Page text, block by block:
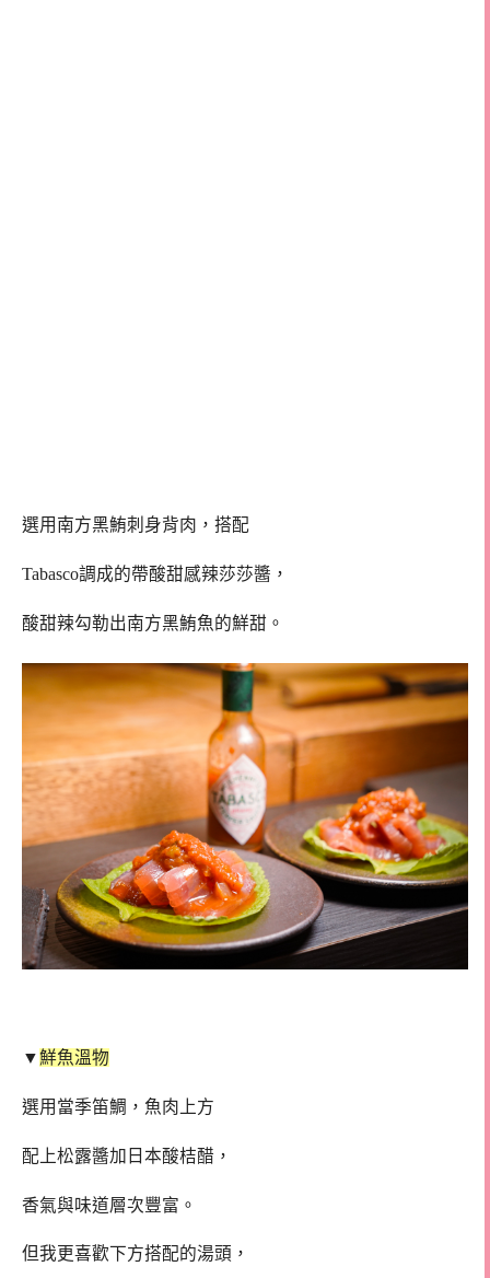
選用南方黑鮪刺身背肉，搭配
Tabasco調成的帶酸甜感辣莎莎醬，
酸甜辣勾勒出南方黑鮪魚的鮮甜。
▼鮮魚溫物
選用當季笛鯛，魚肉上方
配上松露醬加日本酸桔醋，
香氣與味道層次豐富。
但我更喜歡下方搭配的湯頭，